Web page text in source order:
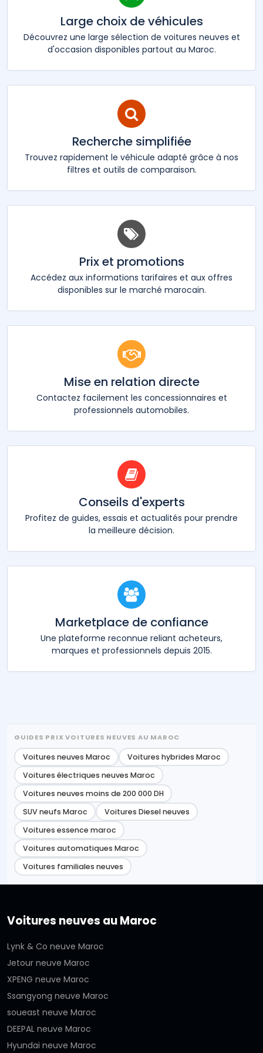
Large choix de véhicules
Découvrez une large sélection de voitures neuves et
d'occasion disponibles partout au Maroc.
Recherche simplifiée
Trouvez rapidement le véhicule adapté grâce à nos
filtres et outils de comparaison.
Prix et promotions
Accédez aux informations tarifaires et aux offres
disponibles sur le marché marocain.
Mise en relation directe
Contactez facilement les concessionnaires et
professionnels automobiles.
Conseils d'experts
Profitez de guides, essais et actualités pour prendre
la meilleure décision.
Marketplace de confiance
Une plateforme reconnue reliant acheteurs,
marques et professionnels depuis 2015.
GUIDES PRIX VOITURES NEUVES AU MAROC
Voitures neuves Maroc
Voitures hybrides Maroc
Voitures électriques neuves Maroc
Voitures neuves moins de 200 000 DH
SUV neufs Maroc
Voitures Diesel neuves
Voitures essence maroc
Voitures automatiques Maroc
Voitures familiales neuves
Voitures neuves au Maroc
Lynk & Co neuve Maroc
Jetour neuve Maroc
XPENG neuve Maroc
Ssangyong neuve Maroc
soueast neuve Maroc
DEEPAL neuve Maroc
Hyundai neuve Maroc